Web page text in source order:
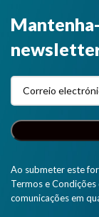
newsletter
Ao submeter este
Termos e
comunicações em